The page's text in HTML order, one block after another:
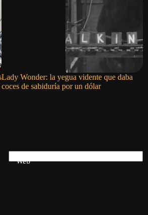
Lady Wonder: la yegua vidente que daba
coces de sabiduría por un dólar
Web